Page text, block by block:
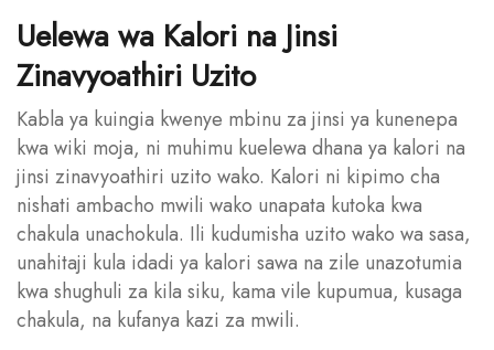
Uelewa wa Kalori na Jinsi
Zinavyoathiri Uzito
Kabla ya kuingia kwenye mbinu za jinsi ya kunenepa
kwa wiki moja, ni muhimu kuelewa dhana ya kalori na
jinsi zinavyoathiri uzito wako. Kalori ni kipimo cha
nishati ambacho mwili wako unapata kutoka kwa
chakula unachokula. Ili kudumisha uzito wako wa sasa,
unahitaji kula idadi ya kalori sawa na zile unazotumia
kwa shughuli za kila siku, kama vile kupumua, kusaga
chakula, na kufanya kazi za mwili.